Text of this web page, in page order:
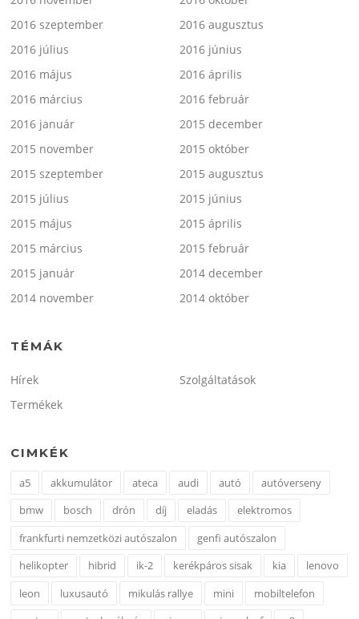
2016 szeptember
2016 augusztus
2016 július
2016 június
2016 május
2016 április
2016 március
2016 február
2016 január
2015 december
2015 november
2015 október
2015 szeptember
2015 augusztus
2015 július
2015 június
2015 május
2015 április
2015 március
2015 február
2015 január
2014 december
2014 november
2014 október
TÉMÁK
Hírek
Szolgáltatások
Termékek
CIMKÉK
a5 akkumulátor ateca audi autó
autóverseny
bmw
bosch drón díj eladás
elektromos
frankfurti nemzetközi autószalon
genfi autószalon
helikopter
hibrid ik-2 kerékpáros sisak kia
lenovo
leon
luxusautó mikulás rallye mini
mobiltelefon